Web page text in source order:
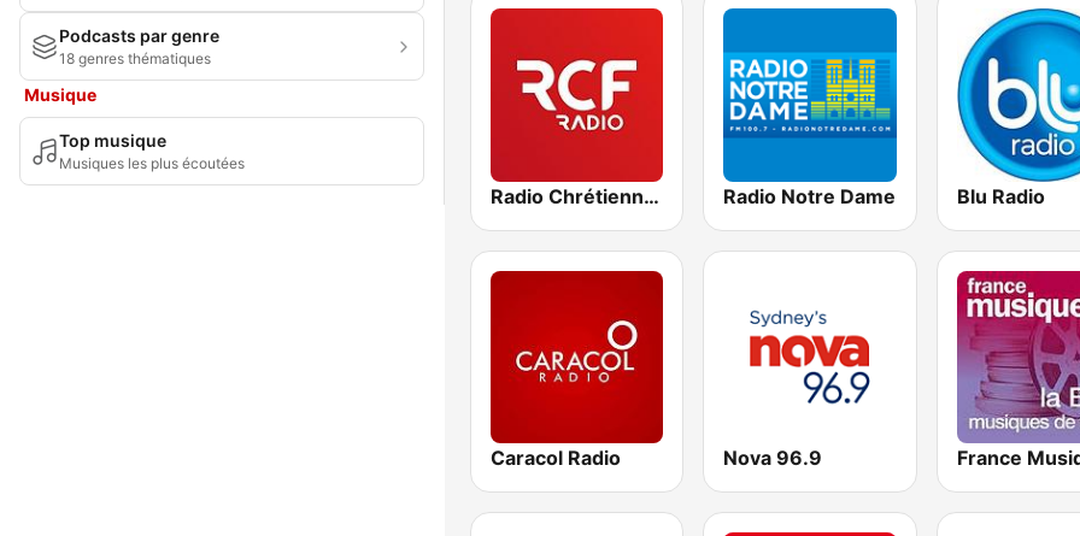
Podcasts par genre
18 genres thématiques
Musique
Top musique
Musiques les plus écoutées
Radio Chrétiennes Francophones - RCF Radio Notre Dame Blu Radio
Caracol Radio Nova 96.9